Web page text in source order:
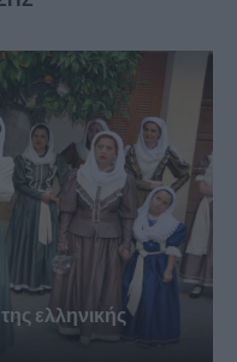
ελληνικής